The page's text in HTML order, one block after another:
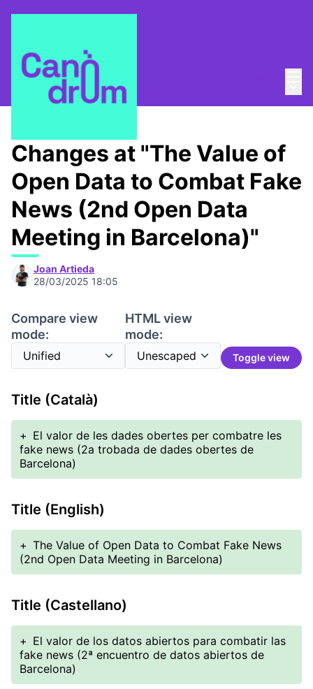
/ Canòdrom Obert
Changes at "The Value of
Open Data to Combat Fake
News (2nd Open Data
Meeting in Barcelona)"
Joan Artieda
28/03/2025 18:05
Compare view
mode:
HTML view
mode:
Toggle view
Title (Català)
+ El valor de les dades obertes per combatre les
fake news (2a trobada de dades obertes de
Barcelona)
Title (English)
+ The Value of Open Data to Combat Fake News
(2nd Open Data Meeting in Barcelona)
Title (Castellano)
+ El valor de los datos abiertos para combatir las
fake news (2ª encuentro de datos abiertos de
Barcelona)